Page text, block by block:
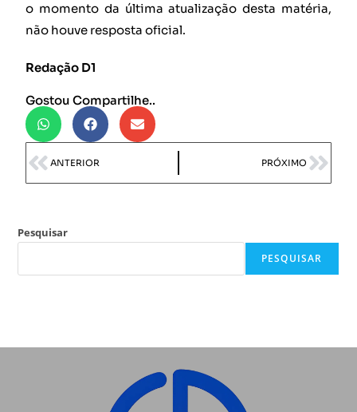
o momento da última atualização desta matéria,
não houve resposta oficial.
Redação D1
Gostou Compartilhe..
ANTERIOR PRÓXIMO
Pesquisar
PESQUISAR